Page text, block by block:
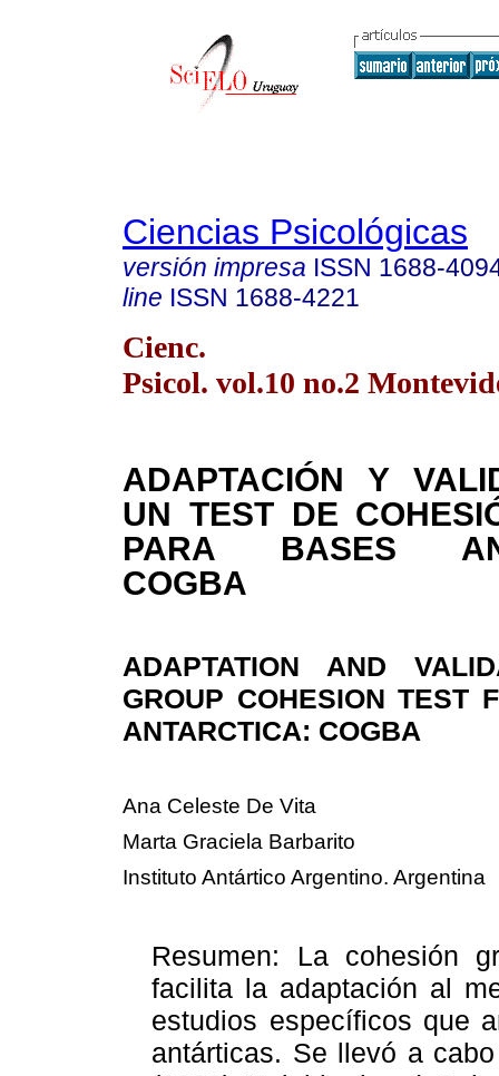
Ciencias Psicológicas
versión impresa ISSN 1688-
line ISSN 1688-4221
Cienc.
Psicol. vol.10 no.2
ADAPTACIÓN Y
UN TEST DE
PARA BASES
COGBA
ADAPTATION AND
GROUP COHESION TEST
ANTARCTICA: COGBA
Ana Celeste De Vita
Marta Graciela Barbarito
Instituto Antártico Argentino. Argentina
Resumen:
La cohesión
facilita la adaptación al
estudios específicos que
antárticas. Se llevó a